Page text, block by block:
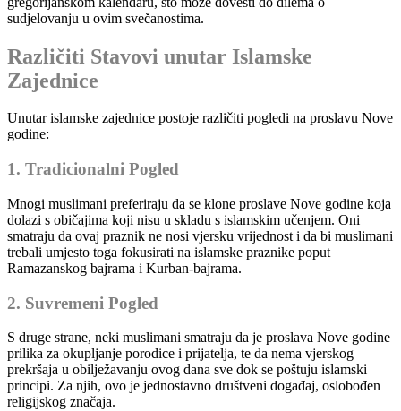
sudjelovanju u ovim svečanostima.
Različiti Stavovi unutar Islamske
Zajednice
Unutar islamske zajednice postoje različiti pogledi na proslavu Nove
godine:
1. Tradicionalni Pogled
Mnogi muslimani preferiraju da se klone proslave Nove godine koja
dolazi s običajima koji nisu u skladu s islamskim učenjem. Oni
smatraju da ovaj praznik ne nosi vjersku vrijednost i da bi muslimani
trebali umjesto toga fokusirati na islamske praznike poput
Ramazanskog bajrama i Kurban-bajrama.
2. Suvremeni Pogled
S druge strane, neki muslimani smatraju da je proslava Nove godine
prilika za okupljanje porodice i prijatelja, te da nema vjerskog
prekršaja u obilježavanju ovog dana sve dok se poštuju islamski
principi. Za njih, ovo je jednostavno društveni događaj, oslobođen
religijskog značaja.